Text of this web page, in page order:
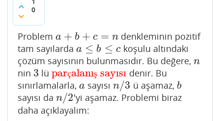
0
Problem a + b + c = n
a+b+c =n
denkleminin pozitif
tam sayılarda a ≤ b ≤ c
a≤ b≤ c
koşulu altındaki
çözüm sayısının bulunmasıdır. Bu değere, n
n
nin 3
3 lüparçalanış sayısı
parçalanış sayısı
denir. Bu
sınırlamalarla, a
a sayısın/3
n/3 ü aşamaz, b
b
sayısı da n/2
n/2 'yi aşamaz. Problemi biraz
daha açıklayalım: